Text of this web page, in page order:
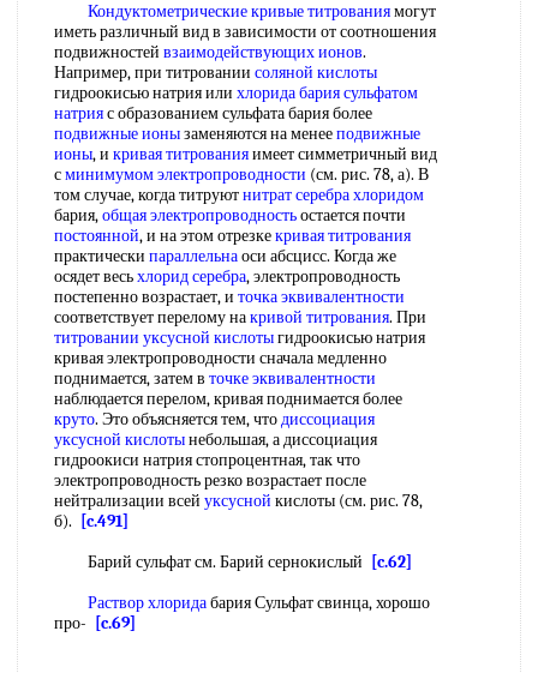
Кондуктометрические кривые титрованиямогут
иметь различный вид в зависимости от соотношения
подвижностей взаимодействующих ионов.
Например, при титровании соляной кислоты
гидроокисью натрия или хлорида бариясульфатом
натрияс образованием сульфата бария более
подвижные ионызаменяются на менееподвижные
ионы, и кривая титрованияимеет симметричный вид
сминимумом электропроводности (см. рис. 78, а). В
том случае, когда титруютнитрат серебра хлоридом
бария,общая электропроводностьостается почти
постоянной, и на этом отрезкекривая титрования
практически параллельнаоси абсцисс. Когда же
осядет весьхлорид серебра, электропроводность
постепенно возрастает, и точка эквивалентности
соответствует перелому накривой титрования. При
титровании уксусной кислотыгидроокисью натрия
кривая электропроводности сначала медленно
поднимается, затем в точке эквивалентности
наблюдается перелом, кривая поднимается более
круто. Это объясняется тем, чтодиссоциация
уксусной кислотынебольшая, а диссоциация
гидроокиси натрия стопроцентная, так что
электропроводность резко возрастает после
нейтрализации всей уксусной кислоты (см. рис. 78,
б).
[c.491]
Барий сульфат см. Барий сернокислый
[c.62]
Раствор хлоридабария Сульфат свинца, хорошо
про-
[c.69]